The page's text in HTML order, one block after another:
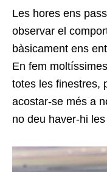
Les hores ens
observar el
bàsicament ens
En fem
totes les finestres,
acostar-se més a
no deu haver-hi